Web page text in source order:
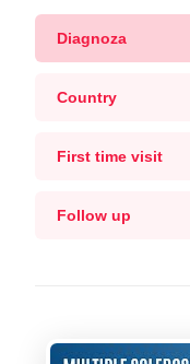
Diagnoza
Country
First time visit
Follow up